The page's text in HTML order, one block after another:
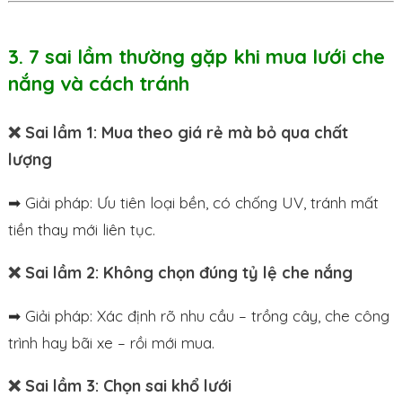
3. 7 sai lầm thường gặp khi mua lưới che
nắng và cách tránh
❌ Sai lầm 1: Mua theo giá rẻ mà bỏ qua chất
lượng
➡ Giải pháp: Ưu tiên loại bền, có chống UV, tránh mất
tiền thay mới liên tục.
❌ Sai lầm 2: Không chọn đúng tỷ lệ che nắng
➡ Giải pháp: Xác định rõ nhu cầu – trồng cây, che công
trình hay bãi xe – rồi mới mua.
❌ Sai lầm 3: Chọn sai khổ lưới